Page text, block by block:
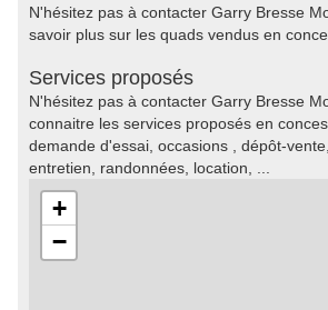
N'hésitez pas à contacter Garry Bresse
savoir plus sur les quads vendus en
Services proposés
N'hésitez pas à contacter Garry Bresse
connaitre les services proposés en
demande d'essai, occasions , dépôt-
entretien, randonnées, location, ...
+
−